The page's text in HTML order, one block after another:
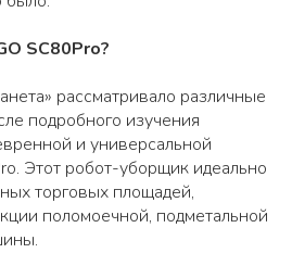
SC80Pro?
рассматривало различные
подробного изучения
и универсальной
Этот робот-уборщик идеально
торговых площадей,
поломоечной, подметальной